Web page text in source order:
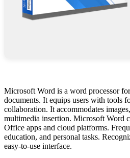
Microsoft Word is a word processor
documents. It equips users with tools
collaboration. It accommodates
multimedia insertion. Microsoft Word
Office apps and cloud platforms.
education, and personal tasks.
easy-to-use interface.